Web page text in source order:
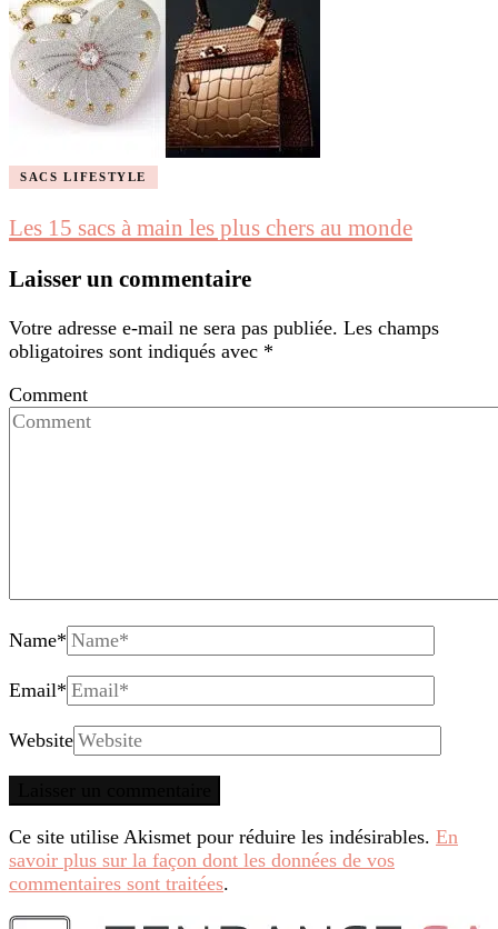
SACS LIFESTYLE
Les 15 sacs à main les plus chers au monde
Laisser un commentaire
Votre adresse e-mail ne sera pas publiée. Les champs
obligatoires sont indiqués avec *
Comment
Name*
Email*
Website
Ce site utilise Akismet pour réduire les indésirables. En
savoir plus sur la façon dont les données de vos
commentaires sont traitées.